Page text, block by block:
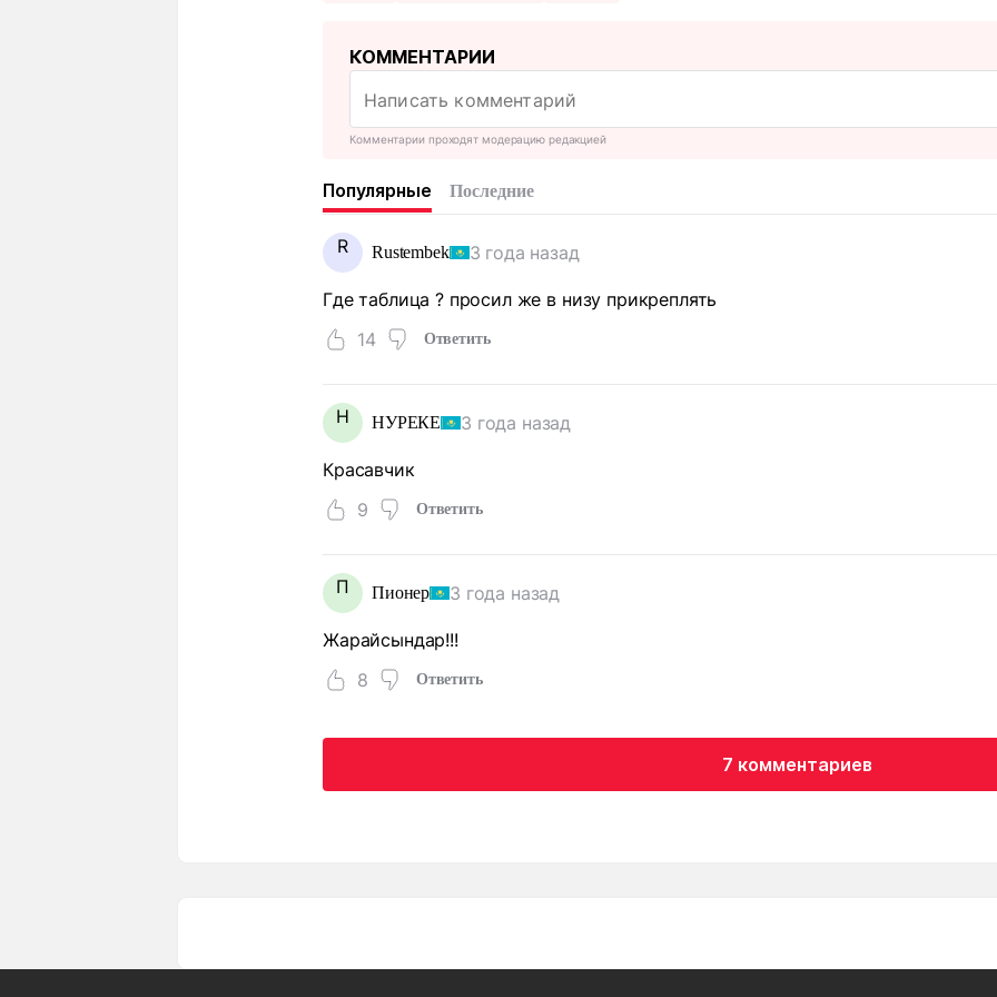
КОММЕНТАРИИ
Комментарии проходят модерацию редакцией
Популярные Последние
R Rustembek 3 года назад
Где таблица ? просил же в низу прикреплять
14
Ответить
Н НУРЕКЕ 3 года назад
Красавчик
9
Ответить
П Пионер 3 года назад
Жарайсындар!!!
8
Ответить
7 комментариев